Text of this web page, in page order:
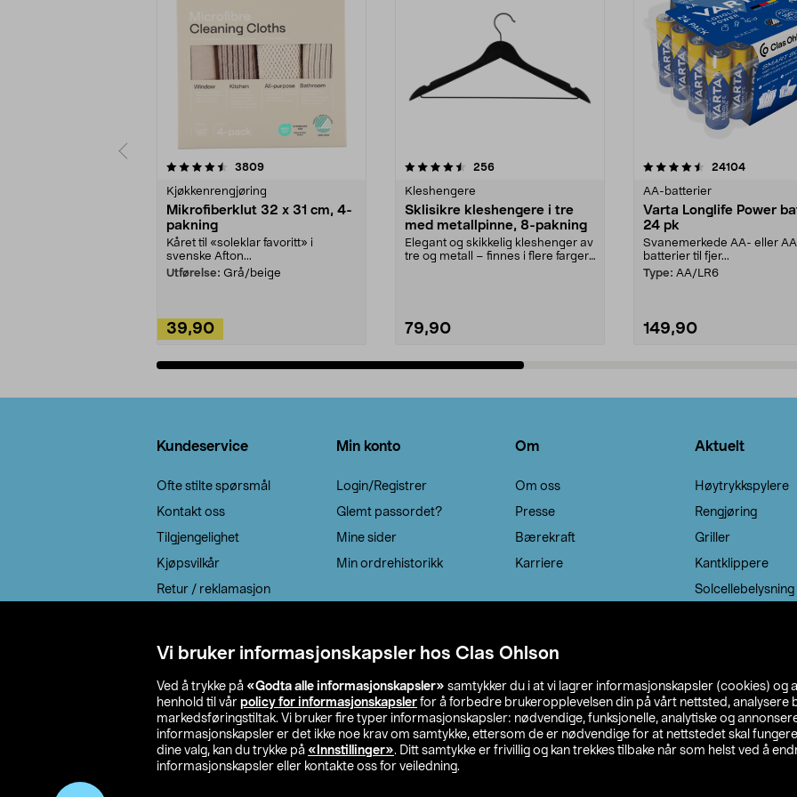
Vi bruker informasjonskapsler hos Clas Ohlson
Ved å trykke på «Godta alle informasjonskapsler» samtykker du i at vi lagrer informasjonskapsler (cookies) og
henhold til vår policy for informasjonskapsler for å forbedre brukeropplevelsen din på vårt nettsted, analysere
markedsføringstiltak. Vi bruker fire typer informasjonskapsler: nødvendige, funksjonelle, analytiske og
informasjonskapsler er det ikke noe krav om samtykke, ettersom de er nødvendige for at nettstedet skal
dine valg, kan du trykke på «Innstillinger». Ditt samtykke er frivillig og kan trekkes tilbake når som helst ved å
informasjonskapsler eller kontakte oss for veiledning.
3809anmeldelser
Kjøkkenrengjøring
Mikrofiberklut 32 x 31 cm, 4-
pakning
Kåret til «soleklar favoritt» i
svenske Afton...
Utførelse: Grå/beige
39,90
4.5av 5 stjerner 256anmeldelser
Kleshengere
Sklisikre kleshengere i tre
med metallpinne, 8-pakning
Elegant og skikkelig kleshenger av
tre og metall – finnes i flere farger.
79,90
4.5av 5 stjerner 24104
AA-batterier
Varta Longlife Power
24 pk
Svanemerkede AA- eller
batterier til fjer...
Type: AA/LR6
149,90
4.5av 5 stjerner
Kundeservice
Ofte stilte spørsmål
Kontakt oss
Tilgjengelighet
Kjøpsvilkår
Retur / reklamasjon
Min konto
Login/Registrer
Glemt passordet?
Mine sider
Min ordrehistorikk
Om
Om oss
Presse
Bærekraft
Karriere
Aktuelt
Høytrykkspylere
Rengjøring
Griller
Kantklippere
Solcellebelysning